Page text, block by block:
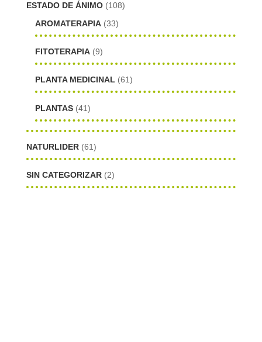
ESTADO DE ÁNIMO (108)
AROMATERAPIA (33)
FITOTERAPIA (9)
PLANTA MEDICINAL (61)
PLANTAS (41)
NATURLIDER (61)
SIN CATEGORIZAR (2)